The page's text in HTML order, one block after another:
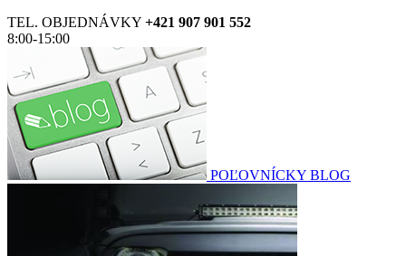
TEL. OBJEDNÁVKY +421 907 901 552
8:00-15:00
POĽOVNÍCKY BLOG